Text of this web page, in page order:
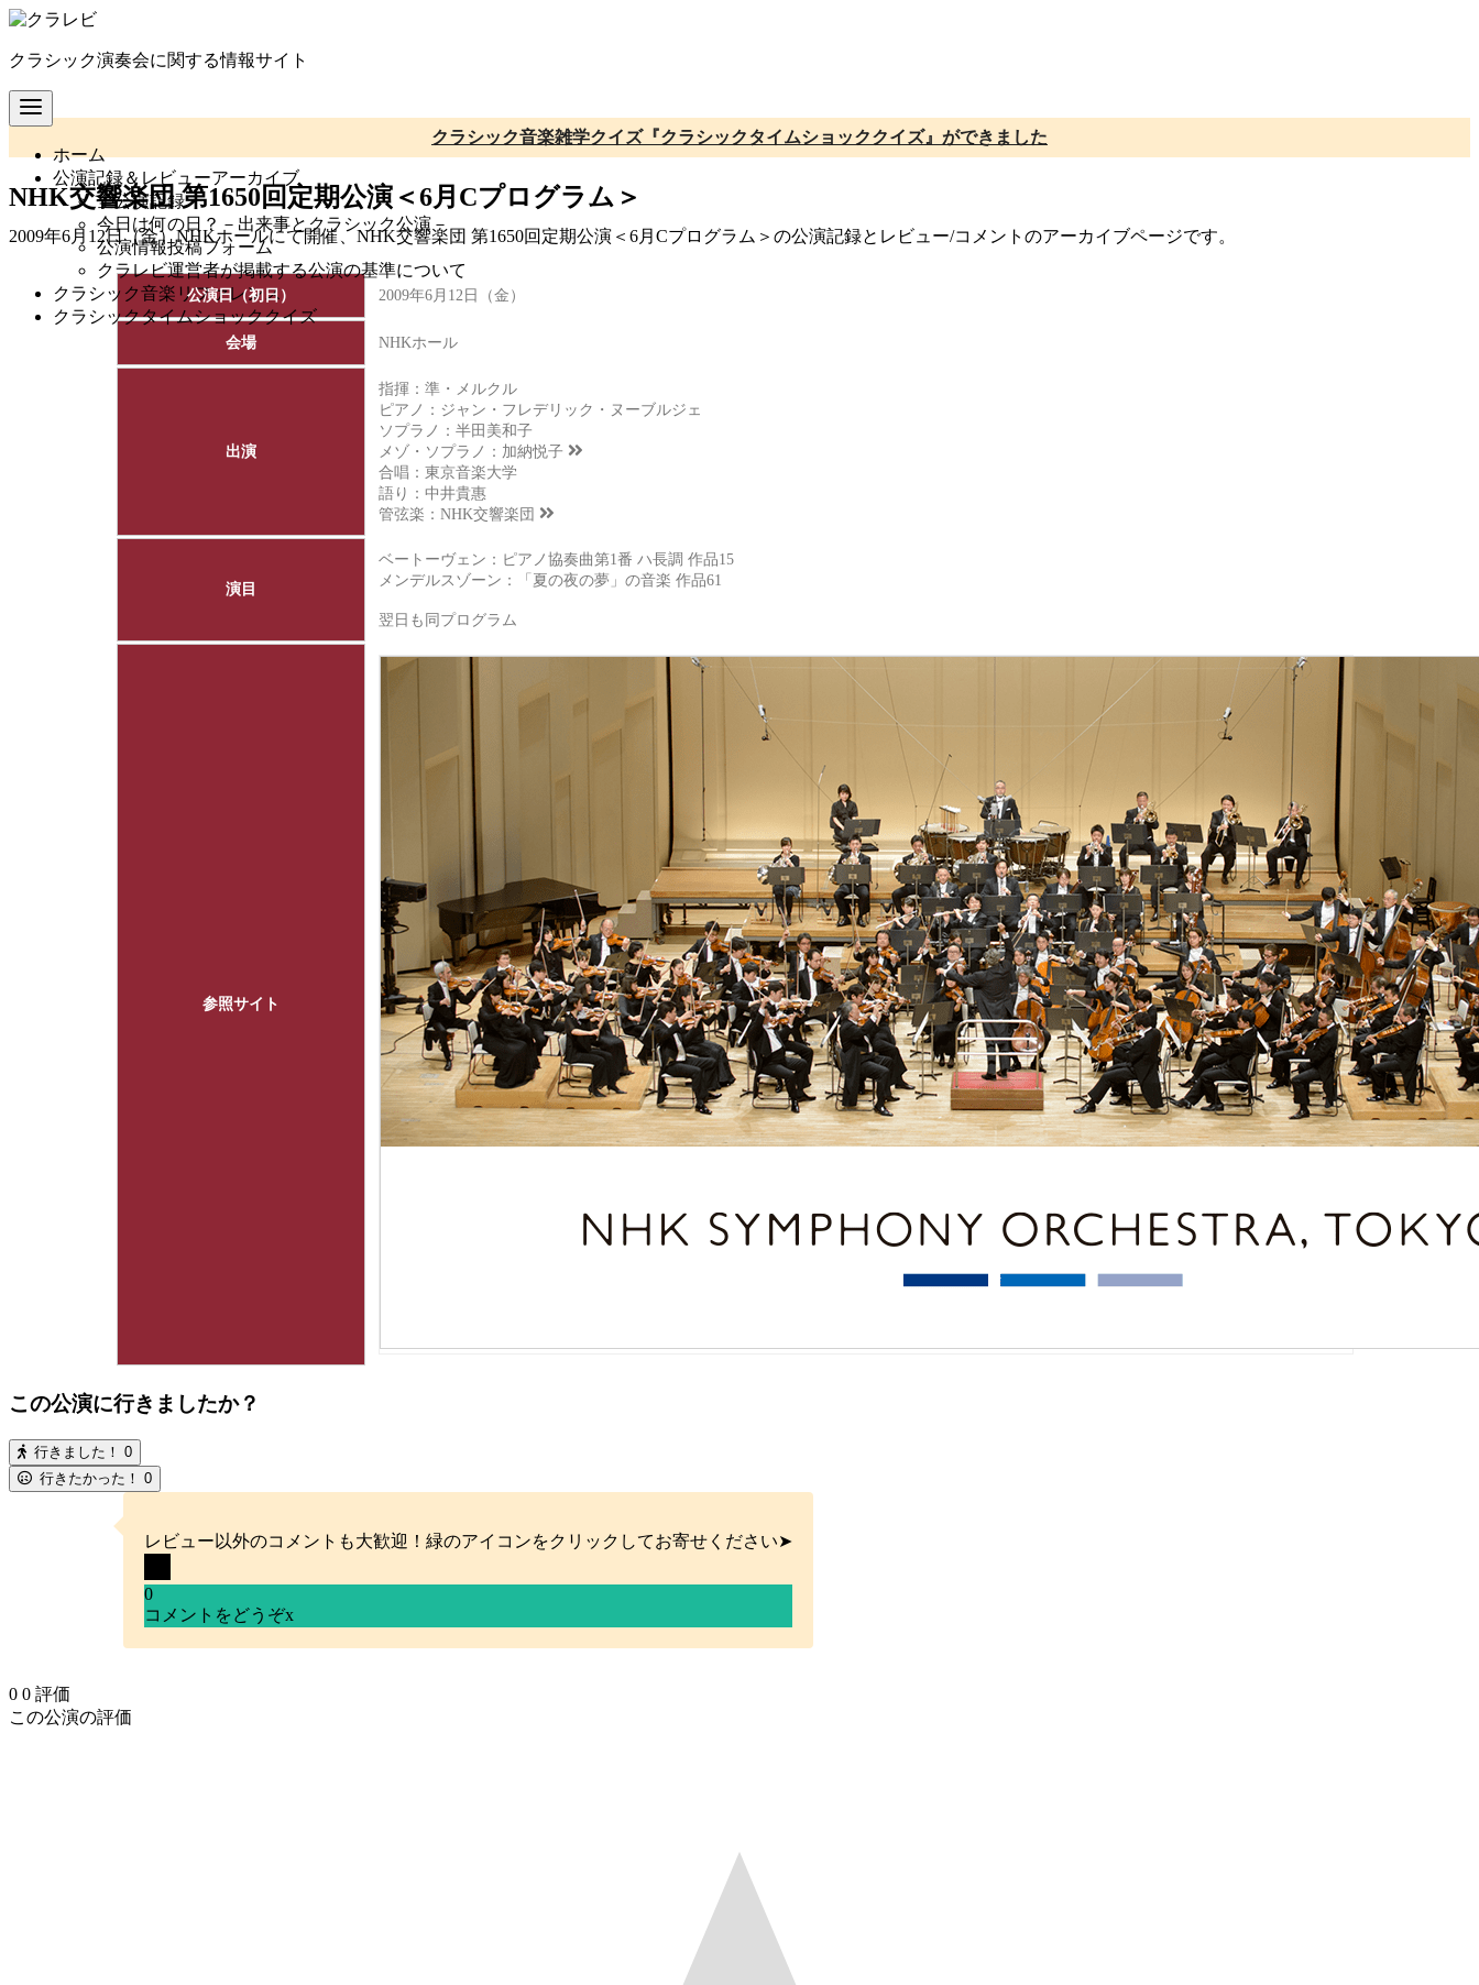
コ
テ
ン
ツ
移
クラシック演奏会に関する情報サイト
ホーム
公演記録＆レビューアーカイブ
全公演記録
今日は何の日？－出来事とクラシック公演－
公演情報投稿フォーム
クラレビ運営者が掲載する公演の基準について
クラシック音楽リファレンス
クラシックタイムショッククイズ
クラシック音楽雑学クイズ『クラシックタイムショッククイズ』ができました
NHK交響楽団 第1650回定期公演＜6月Cプログラム＞
2009年6月12日（金）NHKホールにて開催、NHK交響楽団 第1650回定期公演＜6月Cプログラム＞の公演記録とレビュー/コメントのアーカイブページです。
公演日（初日） 2009年6月12日（金）
会場 NHKホール
出演
指揮：準・メルクル
ピアノ：ジャン・フレデリック・ヌーブルジェ
ソプラノ：半田美和子
メゾ・ソプラノ： 加納悦子
合唱：東京音楽大学
語り：中井貴惠
管弦楽： NHK交響楽団
演目
ベートーヴェン：ピアノ協奏曲第1番 ハ長調 作品15
メンデルスゾーン：「夏の夜の夢」の音楽 作品61
翌日も同プログラム
参照サイト
NHK交響楽団/NHK Symphony Orchestra, Tokyo
NHK交響楽団（N響）公式サイト。コンサートのスケジュールやチケット購入方法、オーケストラの紹介など。
www.nhkso.or.jp
この公演に行きましたか？
行きました！ 0
行きたかった！ 0
レビュー以外のコメントも大歓迎！緑のアイコンをクリックしてお寄せください➤
0
コメントをどうぞx
0 0 評価
この公演の評価